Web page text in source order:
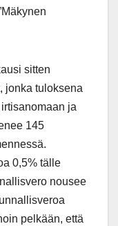
sitten
jonka tuloksena
ja
145
0,5% tälle
nousee
pelkään, että